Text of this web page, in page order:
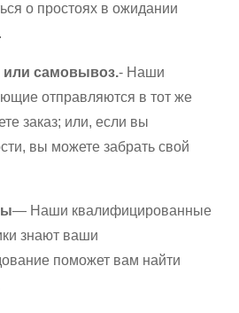
о простоях в ожидании
или самовывоз.- Наши
отправляются в тот же
заказ; или, если вы
вы можете забрать свой
— Наши квалифицированные
знают ваши
поможет вам найти